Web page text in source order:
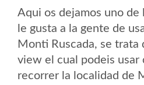
Aqui os dejamos uno de
le gusta a la gente de
Monti Ruscada, se trata
view el cual podeis usar
recorrer la localidad de